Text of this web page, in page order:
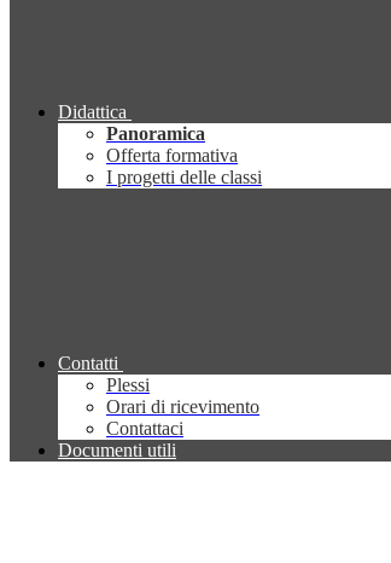
Didattica
Panoramica
Offerta formativa
I progetti delle classi
Contatti
Plessi
Orari di ricevimento
Contattaci
Documenti utili